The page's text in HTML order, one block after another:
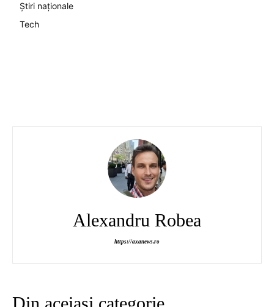
Știri naționale
Tech
Alexandru Robea
https://axanews.ro